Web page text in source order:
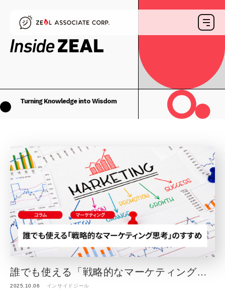
Turning Knowledge into Wisdom
誰でも使える「戦略的なマーケティング思考」のすすめ
2025.10.06 インサイドジール